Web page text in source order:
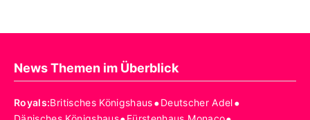
News Themen im Überblick
Royals:Britisches Königshaus•Deutscher Adel•